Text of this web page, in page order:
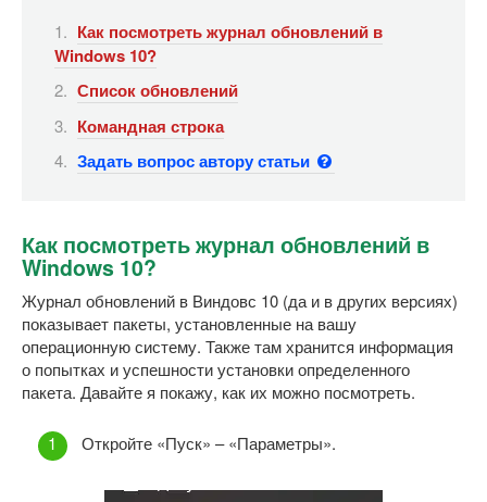
Как посмотреть журнал обновлений в
Windows 10?
Список обновлений
Командная строка
Задать вопрос автору статьи
Как посмотреть журнал обновлений в
Windows 10?
Журнал обновлений в Виндовс 10 (да и в других версиях)
показывает пакеты, установленные на вашу
операционную систему. Также там хранится информация
о попытках и успешности установки определенного
пакета. Давайте я покажу, как их можно посмотреть.
Откройте «Пуск» – «Параметры».